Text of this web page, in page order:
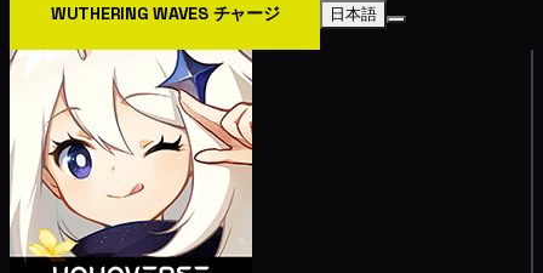
WUTHERING WAVES チャージ 日本語